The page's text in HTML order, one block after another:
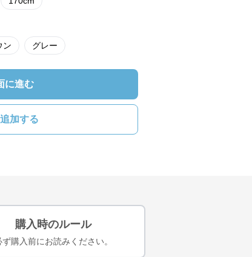
ン グレー
に進む
加する
購入時のルール
ず購入前にお読みください。